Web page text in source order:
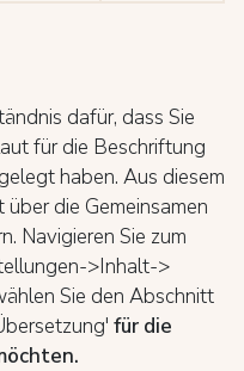
dafür, dass Sie
für die Beschriftung
haben. Aus diesem
die Gemeinsamen
Navigieren Sie zum
>Inhalt->
Sie den Abschnitt
für die